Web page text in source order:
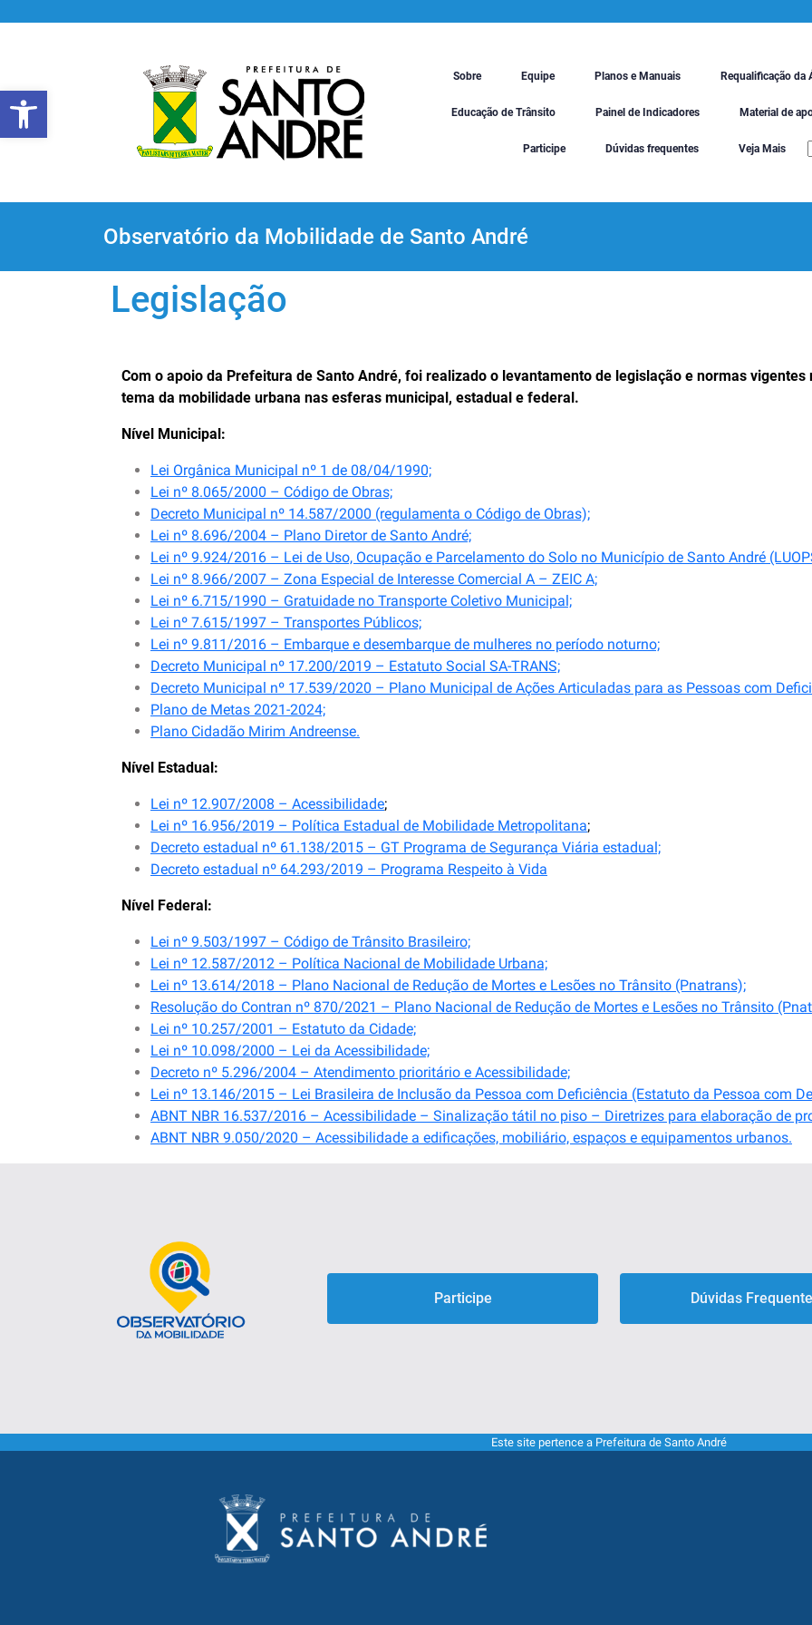
Abrir a barra de ferramentas
Sobre Equipe Planos e Manuais Requalificação da
Educação de Trânsito Painel de Indicadores Material de
Participe Dúvidas frequentes Veja Mais
Observatório da Mobilidade de Santo André
Legislação
Com o apoio da Prefeitura de Santo André, foi realizado o levantamento de legislação e normas
tema da mobilidade urbana nas esferas municipal, estadual e federal.
Nível Municipal:
Lei Orgânica Municipal nº 1 de 08/04/1990;
Lei nº 8.065/2000 – Código de Obras;
Decreto Municipal nº 14.587/2000 (regulamenta o Código de Obras);
Lei nº 8.696/2004 – Plano Diretor de Santo André;
Lei nº 9.924/2016 – Lei de Uso, Ocupação e Parcelamento do Solo no Município de Santo André
Lei nº 8.966/2007 – Zona Especial de Interesse Comercial A – ZEIC A;
Lei nº 6.715/1990 – Gratuidade no Transporte Coletivo Municipal;
Lei nº 7.615/1997 – Transportes Públicos;
Lei nº 9.811/2016 – Embarque e desembarque de mulheres no período noturno;
Decreto Municipal nº 17.200/2019 – Estatuto Social SA-TRANS;
Decreto Municipal nº 17.539/2020 – Plano Municipal de Ações Articuladas para as Pessoas com
Plano de Metas 2021-2024;
Plano Cidadão Mirim Andreense.
Nível Estadual:
Lei nº 12.907/2008 – Acessibilidade;
Lei nº 16.956/2019 – Política Estadual de Mobilidade Metropolitana;
Decreto estadual nº 61.138/2015 – GT Programa de Segurança Viária estadual;
Decreto estadual nº 64.293/2019 – Programa Respeito à Vida
Nível Federal:
Lei nº 9.503/1997 – Código de Trânsito Brasileiro;
Lei nº 12.587/2012 – Política Nacional de Mobilidade Urbana;
Lei nº 13.614/2018 – Plano Nacional de Redução de Mortes e Lesões no Trânsito (Pnatrans);
Resolução do Contran nº 870/2021 – Plano Nacional de Redução de Mortes e Lesões no Trânsito
Lei nº 10.257/2001 – Estatuto da Cidade;
Lei nº 10.098/2000 – Lei da Acessibilidade;
Decreto nº 5.296/2004 – Atendimento prioritário e Acessibilidade;
Lei nº 13.146/2015 – Lei Brasileira de Inclusão da Pessoa com Deficiência (Estatuto da Pessoa com
ABNT NBR 16.537/2016 – Acessibilidade – Sinalização tátil no piso – Diretrizes para elaboração de
ABNT NBR 9.050/2020 – Acessibilidade a edificações, mobiliário, espaços e equipamentos urbanos.
Participe Dúvidas
Este site pertence a Prefeitura de Santo André